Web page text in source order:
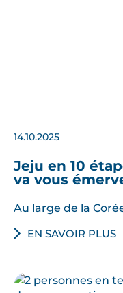
14.10.2025
Jeju en 10
va vous
Au large de la
EN SAVOIR PLUS